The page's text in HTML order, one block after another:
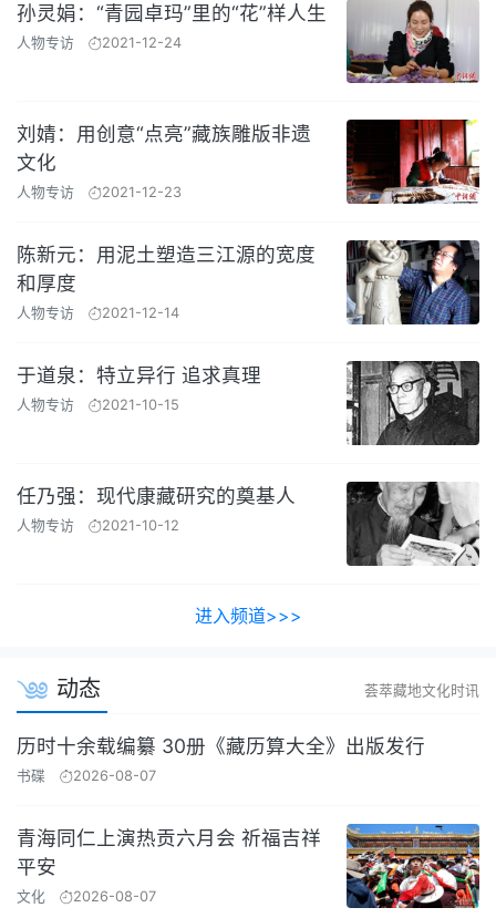
孙灵娟：“青园卓玛”里的“花”样人生
人物专访 2021-12-24
刘婧：用创意“点亮”藏族雕版非遗
文化
人物专访 2021-12-23
陈新元：用泥土塑造三江源的宽度
和厚度
人物专访 2021-12-14
于道泉：特立异行 追求真理
人物专访 2021-10-15
任乃强：现代康藏研究的奠基人
人物专访 2021-10-12
进入频道>>>
动态 荟萃藏地文化时讯
历时十余载编纂 30册《藏历算大全》出版发行
书碟 2026-08-07
青海同仁上演热贡六月会 祈福吉祥
平安
文化 2026-08-07